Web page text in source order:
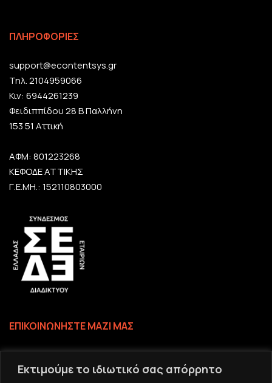
Εκτιμούμε το ιδιωτικό σας απόρρητο
ΠΛΗΡΟΦΟΡΙΕΣ
support@econtentsys.gr
Τηλ. 2104959066
Κιν: 6944261239
Φειδιππίδου 28 Β Παλλήνη
153 51 Αττική
ΑΦΜ: 801223268
ΚΕΦΟΔΕ ΑΤΤΙΚΗΣ
Γ.Ε.ΜΗ.: 152110803000
ΕΠΙΚΟΙΝΩΝΗΣΤΕ ΜΑΖΙ ΜΑΣ
Επικοινωνία